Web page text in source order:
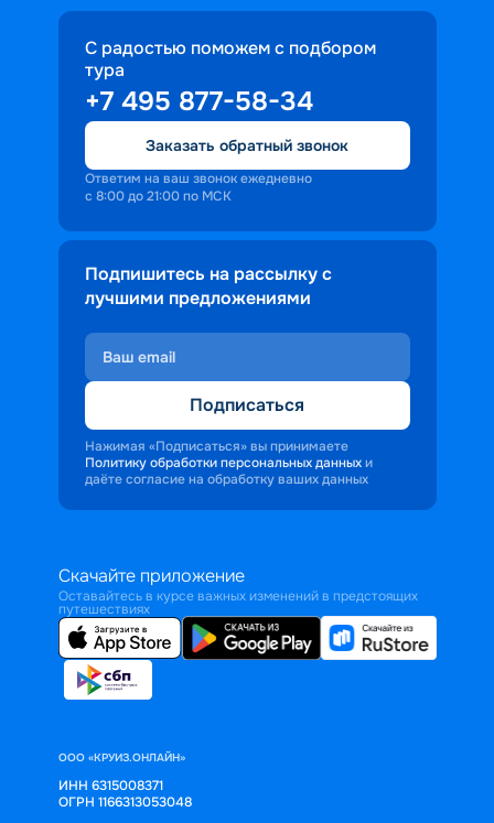
С радостью поможем с подбором
тура
+7 495 877-58-34
Заказать обратный звонок
Ответим на ваш звонок ежедневно
с 8:00 до 21:00 по МСК
Подпишитесь на рассылку с
лучшими предложениями
Подписаться
Нажимая «Подписаться» вы принимаете
Политику обработки персональных данных и
даёте согласие на обработку ваших данных
Скачайте приложение
Оставайтесь в курсе важных изменений в предстоящих
путешествиях
ООО «КРУИЗ.ОНЛАЙН»
ИНН 6315008371
ОГРН 1166313053048